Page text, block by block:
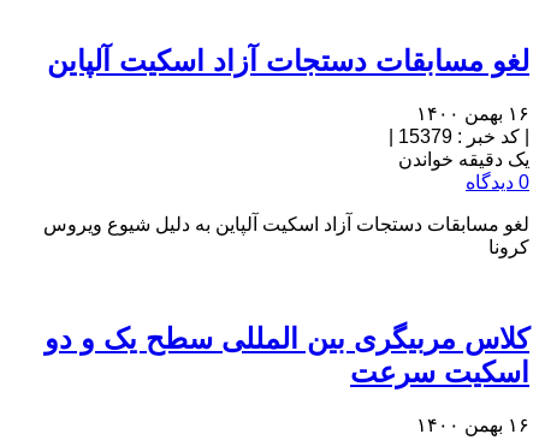
لغو مسابقات دستجات آزاد اسکیت آلپاین
۱۶ بهمن ۱۴۰۰
کد خبر : 15379
یک دقیقه خواندن
0 دیدگاه
لغو مسابقات دستجات آزاد اسکیت آلپاین به دلیل شیوع ویروس
کرونا
کلاس مربیگری بین المللی سطح یک و دو
اسکیت سرعت
۱۶ بهمن ۱۴۰۰